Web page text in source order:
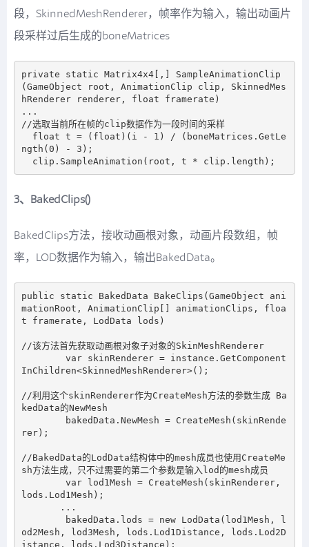
段，SkinnedMeshRenderer，帧率作为输入，输出动画片
段采样过后生成的boneMatrices
private static Matrix4x4[,] SampleAnimationClip
(GameObject root, AnimationClip clip, SkinnedMes
hRenderer renderer, float framerate)
...
//选取当前所在帧的clip数据作为一段时间的采样
ngth(0) - 3);
3、BakedClips()
BakedClips方法，接收动画根对象，动画片段数组，帧
率，LOD数据作为输入，输出BakedData。
public static BakedData BakeClips(GameObject ani
mationRoot, AnimationClip[] animationClips, floa
t framerate, LodData lods)
//该方法首先获取动画根对象子对象的SkinMeshRenderer
InChildren<SkinnedMeshRenderer>();
//利用这个skinRenderer作为CreateMesh方法的参数生成 Ba
kedData的NewMesh
rer);
//BakedData的LodData结构体中的mesh成员也使用CreateMe
sh方法生成，只不过需要的第二个参数是输入lod的mesh成员
lods.Lod1Mesh);
od2Mesh, lod3Mesh, lods.Lod1Distance, lods.Lod2D
istance, lods.Lod3Distance);